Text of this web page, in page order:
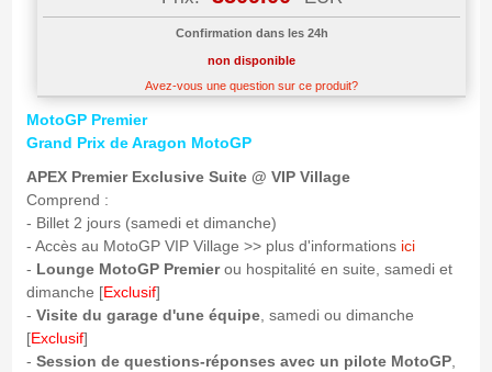
Confirmation dans les 24h
non disponible
Avez-vous une question sur ce produit?
MotoGP Premier
Grand Prix de Aragon MotoGP
APEX Premier Exclusive Suite @ VIP Village
Comprend :
- Billet 2 jours (samedi et dimanche)
- Accès au MotoGP VIP Village >> plus d'informations ici
- Lounge MotoGP Premierou hospitalité en suite, samedi et
dimanche [Exclusif]
- Visite du garage d'une équipe, samedi ou dimanche
[Exclusif]
- Session de questions-réponses avec un pilote MotoGP,